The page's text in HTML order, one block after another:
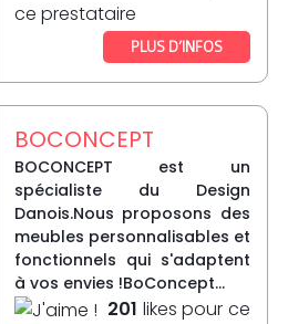
ce prestataire
PLUS D’INFOS
BOCONCEPT
BOCONCEPT est un
spécialiste du Design
Danois.Nous proposons des
meubles personnalisables et
fonctionnels qui s'adaptent
à vos envies !BoConcept...
201 likes pour ce